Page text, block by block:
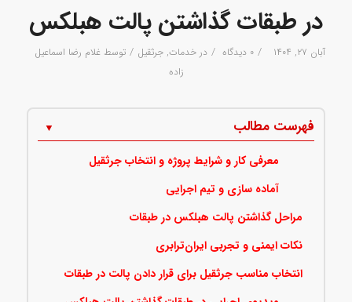
در طبقات گذاشتن پالت هبلکس
آبان ۲۷, ۱۴۰۴ / ۰ دیدگاه / در خدمات, جرثقیل / توسط غلام رضا اسماعیل
زاده
فهرست مطالب
معرفی کار و شرایط پروژه و انتخاب جرثقیل
آماده سازی و تیم اجرایی
مراحل گذاشتن پالت هبلکس در طبقات
نکات ایمنی و تجربی ایران‌ترابری
انتخاب مناسب جرثقیل برای قرار دادن پالت در طبقات